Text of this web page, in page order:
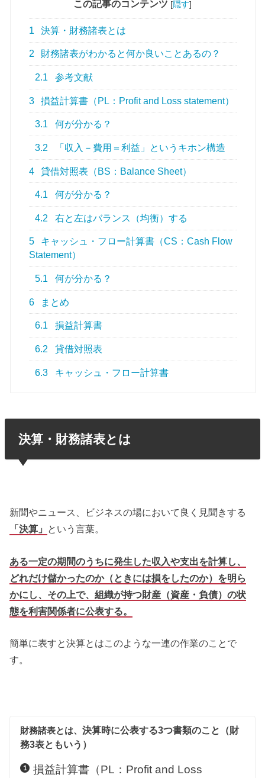
この記事のコンテンツ [隠す]
1 決算・財務諸表とは
2 財務諸表がわかると何か良いことあるの？
2.1 参考文献
3 損益計算書（PL：Profit and Loss statement）
3.1 何が分かる？
3.2 「収入－費用＝利益」というキホン構造
4 貸借対照表（BS：Balance Sheet）
4.1 何が分かる？
4.2 右と左はバランス（均衡）する
5
キャッシュ・フロー計算書（CS：Cash Flow
Statement）
5.1 何が分かる？
6 まとめ
6.1 損益計算書
6.2 貸借対照表
6.3 キャッシュ・フロー計算書
決算・財務諸表とは
新聞やニュース、ビジネスの場において良く見聞きする
「決算」 という言葉。
ある一定の期間のうちに発生した収入や支出を計算し、
どれだけ儲かったのか（ときには損をしたのか）を明ら
かにし、その上で、組織が持つ財産（資産・負債）の状
態を利害関係者に公表する。
簡単に表すと決算とはこのような一連の作業のことで
す。
財務諸表とは、決算時に公表する3つ書類のこと（財
務3表ともいう）
損益計算書（PL：Profit and Loss